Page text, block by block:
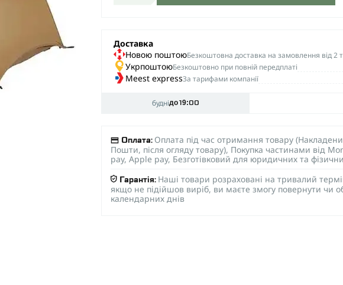
Доставка
Новою поштоюБезкоштовна доставка на замовлення від 2
УкрпоштоюБезкоштовно при повній передплаті
Meest expressЗа тарифами компанії
буднідо 19:00
Оплата: Оплата під час отримання товару
Пошти, після огляду товару), Покупка частинами від
pay, Apple pay, Безготівковий для юридичних та
Гарантія: Наші товари розраховані на тривалий
якщо не підійшов виріб, ви маєте змогу повернути чи
календарних днів